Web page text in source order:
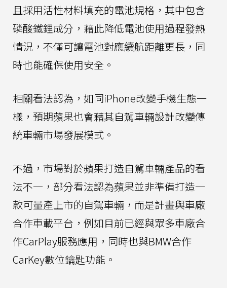
且採用活性材料填充的電池規格，其中包含
磷酸鐵鋰成分，藉此降低電池使用過程發熱
情況，不僅可讓電池對應續航距離更長，同
時也能確保使用安全。
相關看法認為，如同iPhone改變手機生態一
樣，預期蘋果也會藉其自駕車輛設計改變傳
統車輛市場發展模式。
不過，市場對於蘋果打造自駕車輛產品的看
法不一，部分看法認為蘋果並非準備打造一
款可量產上市的自駕車輛，而是計畫與車廠
合作車載平台，例如目前已經與眾多車廠合
作CarPlay服務應用，同時也與BMW合作
CarKey數位鑰匙功能。